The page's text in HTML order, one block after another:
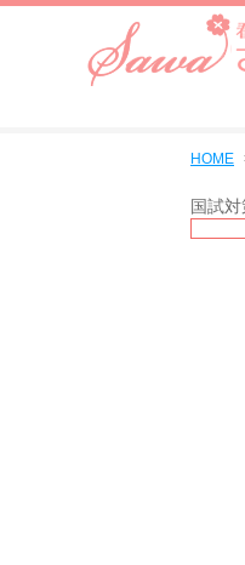
HOME
国試